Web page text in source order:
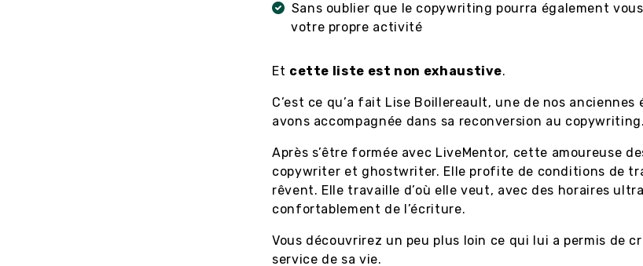
Sans oublier que le copywriting pourra également
votre propre activité
Et cette liste est non exhaustive.
C’est ce qu’a fait Lise Boillereault, une de nos anciennes
avons accompagnée dans sa reconversion au copywriting.
Après s’être formée avec LiveMentor, cette amoureuse
copywriter et ghostwriter. Elle profite de conditions de
rêvent. Elle travaille d’où elle veut, avec des horaires
confortablement de l’écriture.
Vous découvrirez un peu plus loin ce qui lui a permis de
service de sa vie.